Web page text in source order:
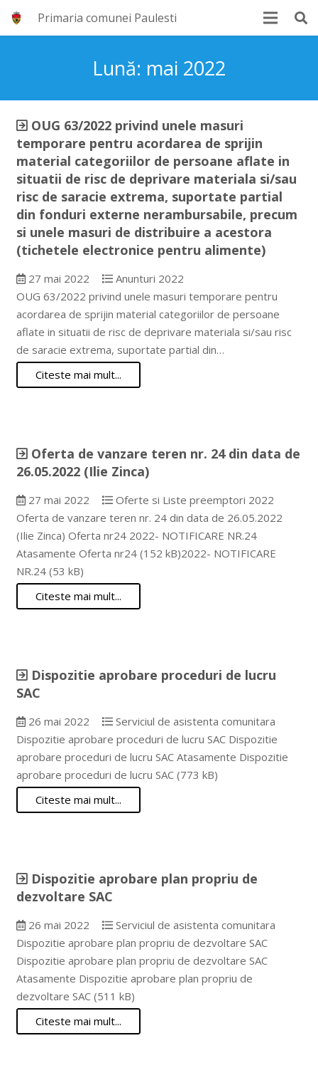
Primaria comunei Paulesti
Lună: mai 2022
OUG 63/2022 privind unele masuri
temporare pentru acordarea de sprijin
material categoriilor de persoane aflate in
situatii de risc de deprivare materiala si/sau
risc de saracie extrema, suportate partial
din fonduri externe nerambursabile, precum
si unele masuri de distribuire a acestora
(tichetele electronice pentru alimente)
27 mai 2022
Anunturi 2022
OUG 63/2022 privind unele masuri temporare pentru
acordarea de sprijin material categoriilor de persoane
aflate in situatii de risc de deprivare materiala si/sau risc
de saracie extrema, suportate partial din…
Citeste mai mult...
Oferta de vanzare teren nr. 24 din data de
26.05.2022 (Ilie Zinca)
27 mai 2022
Oferte si Liste preemptori 2022
Oferta de vanzare teren nr. 24 din data de 26.05.2022
(Ilie Zinca) Oferta nr24 2022- NOTIFICARE NR.24
Atasamente Oferta nr24 (152 kB)2022- NOTIFICARE
NR.24 (53 kB)
Citeste mai mult...
Dispozitie aprobare proceduri de lucru
SAC
26 mai 2022
Serviciul de asistenta comunitara
Dispozitie aprobare proceduri de lucru SAC Dispozitie
aprobare proceduri de lucru SAC Atasamente Dispozitie
aprobare proceduri de lucru SAC (773 kB)
Citeste mai mult...
Dispozitie aprobare plan propriu de
dezvoltare SAC
26 mai 2022
Serviciul de asistenta comunitara
Dispozitie aprobare plan propriu de dezvoltare SAC
Dispozitie aprobare plan propriu de dezvoltare SAC
Atasamente Dispozitie aprobare plan propriu de
dezvoltare SAC (511 kB)
Citeste mai mult...